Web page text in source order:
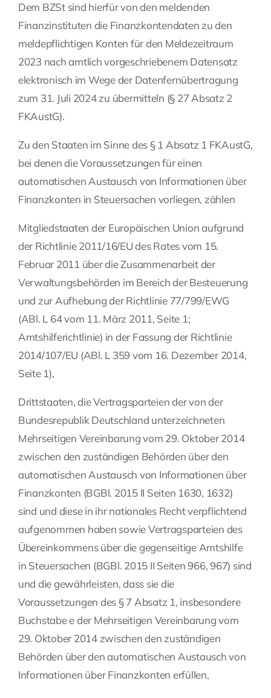
Dem BZSt sind hierfür von den meldenden
Finanzinstituten die Finanzkontendaten zu den
meldepflichtigen Konten für den Meldezeitraum
2023 nach amtlich vorgeschriebenem Datensatz
elektronisch im Wege der Datenfernübertragung
zum 31. Juli 2024 zu übermitteln (§ 27 Absatz 2
FKAustG).
Zu den Staaten im Sinne des § 1 Absatz 1 FKAustG,
bei denen die Voraussetzungen für einen
automatischen Austausch von Informationen über
Finanzkonten in Steuersachen vorliegen, zählen
Mitgliedstaaten der Europäischen Union aufgrund
der Richtlinie 2011/16/EU des Rates vom 15.
Februar 2011 über die Zusammenarbeit der
Verwaltungsbehörden im Bereich der Besteuerung
und zur Aufhebung der Richtlinie 77/799/EWG
(ABl. L 64 vom 11. März 2011, Seite 1;
Amtshilferichtlinie) in der Fassung der Richtlinie
2014/107/EU (ABl. L 359 vom 16. Dezember 2014,
Seite 1),
Drittstaaten, die Vertragsparteien der von der
Bundesrepublik Deutschland unterzeichneten
Mehrseitigen Vereinbarung vom 29. Oktober 2014
zwischen den zuständigen Behörden über den
automatischen Austausch von Informationen über
Finanzkonten (BGBl. 2015 II Seiten 1630, 1632)
sind und diese in ihr nationales Recht verpflichtend
aufgenommen haben sowie Vertragsparteien des
Übereinkommens über die gegenseitige Amtshilfe
in Steuersachen (BGBl. 2015 II Seiten 966, 967) sind
und die gewährleisten, dass sie die
Voraussetzungen des § 7 Absatz 1, insbesondere
Buchstabe e der Mehrseitigen Vereinbarung vom
29. Oktober 2014 zwischen den zuständigen
Behörden über den automatischen Austausch von
Informationen über Finanzkonten erfüllen,